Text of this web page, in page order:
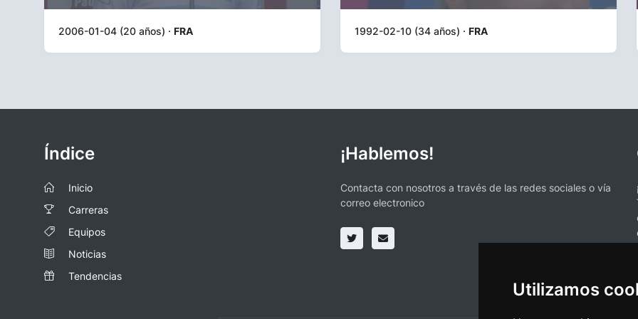
Utilizamos
2006-01-04 (20 años) · FRA 1992-02-10 (34 años) · FRA
Índice
Inicio
Carreras
Equipos
Noticias
Tendencias
¡Hablemos!
Contacta con nosotros a través de las redes sociales o vía
correo electronico